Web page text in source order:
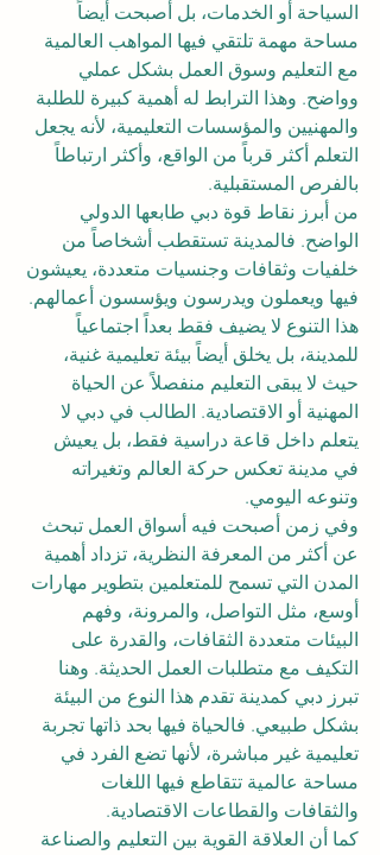
السياحة أو الخدمات، بل أصبحت أيضاً
مساحة مهمة تلتقي فيها المواهب العالمية
مع التعليم وسوق العمل بشكل عملي
وواضح. وهذا الترابط له أهمية كبيرة للطلبة
والمهنيين والمؤسسات التعليمية، لأنه يجعل
التعلم أكثر قرباً من الواقع، وأكثر ارتباطاً
بالفرص المستقبلية.
من أبرز نقاط قوة دبي طابعها الدولي
الواضح. فالمدينة تستقطب أشخاصاً من
خلفيات وثقافات وجنسيات متعددة، يعيشون
فيها ويعملون ويدرسون ويؤسسون أعمالهم.
هذا التنوع لا يضيف فقط بعداً اجتماعياً
للمدينة، بل يخلق أيضاً بيئة تعليمية غنية،
حيث لا يبقى التعليم منفصلاً عن الحياة
المهنية أو الاقتصادية. الطالب في دبي لا
يتعلم داخل قاعة دراسية فقط، بل يعيش
في مدينة تعكس حركة العالم وتغيراته
وتنوعه اليومي.
وفي زمن أصبحت فيه أسواق العمل تبحث
عن أكثر من المعرفة النظرية، تزداد أهمية
المدن التي تسمح للمتعلمين بتطوير مهارات
أوسع، مثل التواصل، والمرونة، وفهم
البيئات متعددة الثقافات، والقدرة على
التكيف مع متطلبات العمل الحديثة. وهنا
تبرز دبي كمدينة تقدم هذا النوع من البيئة
بشكل طبيعي. فالحياة فيها بحد ذاتها تجربة
تعليمية غير مباشرة، لأنها تضع الفرد في
مساحة عالمية تتقاطع فيها اللغات
والثقافات والقطاعات الاقتصادية.
كما أن العلاقة القوية بين التعليم والصناعة